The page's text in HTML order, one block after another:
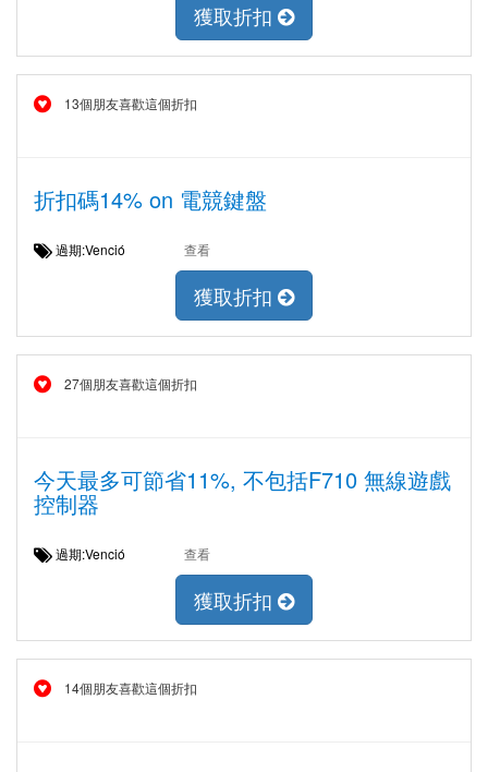
獲取折扣
13個朋友喜歡這個折扣
折扣碼14% on 電競鍵盤
過期:Venció 查看
獲取折扣
27個朋友喜歡這個折扣
今天最多可節省11%, 不包括F710 無線遊戲
控制器
過期:Venció 查看
獲取折扣
14個朋友喜歡這個折扣